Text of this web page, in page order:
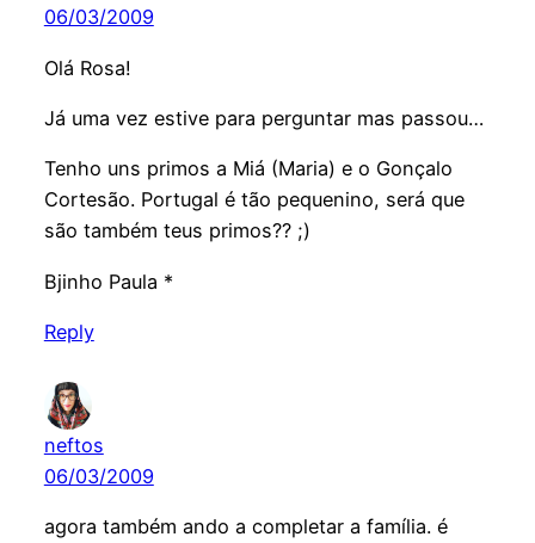
06/03/2009
Olá Rosa!
Já uma vez estive para perguntar mas passou…
Tenho uns primos a Miá (Maria) e o Gonçalo
Cortesão. Portugal é tão pequenino, será que
são também teus primos?? ;)
Bjinho Paula *
Reply
neftos
06/03/2009
agora também ando a completar a família. é